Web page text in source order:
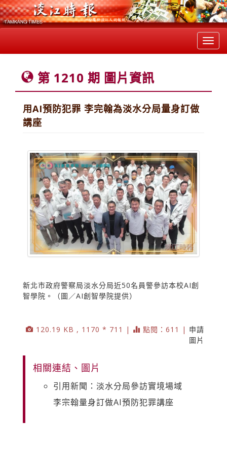
第 1210 期 圖片資訊
用AI預防犯罪 李完翰為淡水分局量身訂做
講座
新北市政府警察局淡水分局近50名員警參訪本校AI創
智學院。（圖／AI創智學院提供）
120.19 KB , 1170 * 711 | 點閱：611 | 申請
圖片
相關連結、圖片
引用新聞：淡水分局參訪實境場域
李宗翰量身訂做AI預防犯罪講座